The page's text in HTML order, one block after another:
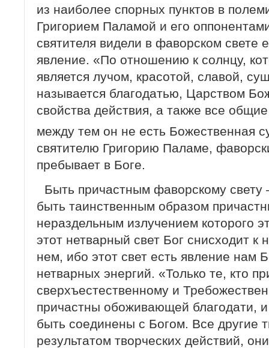
из наиболее спорных пунктов в
Григорием Паламой и его
святителя видели в фаворском свете
явление. «По отношению к солнцу,
является лучом, красотой, славой,
называется благодатью, Царством
свойства действия, а также все
между тем он не есть Божественная
святителю Григорию Паламе,
пребывает в Боге.
Быть причастным фаворскому свету
быть таинственным образом
нераздельным излучением которого
этот нетварный свет Бог снисходит к
нем, ибо этот свет есть явление нам
нетварных энергий. «Только те, кто
сверхъестественному и
причастны обоживающей благодати, и
быть соединены с Богом. Все другие
результатом творческих действий,